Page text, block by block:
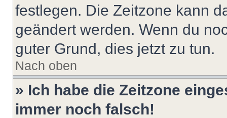
festlegen. Die Zeitzone kann
geändert werden. Wenn du
guter Grund, dies jetzt zu tun.
Nach oben
» Ich habe die Zeitzone
immer noch falsch!